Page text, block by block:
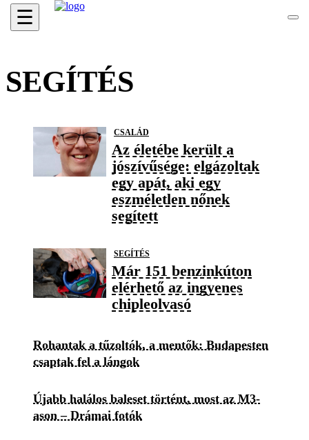
☰
SEGÍTÉS
CSALÁD
Az életébe került a
jószívűsége: elgázoltak
egy apát, aki egy
eszméletlen nőnek
segített
SEGÍTÉS
Már 151 benzinkúton
elérhető az ingyenes
chipleolvasó
Rohantak a tűzoltók, a mentők: Budapesten
csaptak fel a lángok
Újabb halálos baleset történt, most az M3-
ason – Drámai fotók